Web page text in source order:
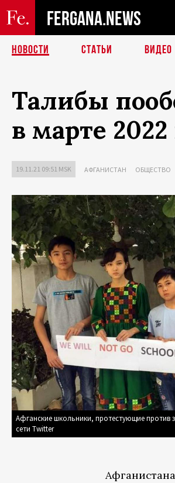
FERGANA.NEWS
НОВОСТИ СТАТЬИ ВИДЕО
Талибы
в марте 2022
19.11.21 09:51 MSK АФГАНИСТАН ОБЩЕСТВО
Афганские школьники, протестующие против
сети Twitter